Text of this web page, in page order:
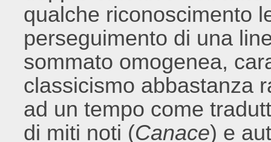
qualche riconoscimento
perseguimento di una
sommato omogenea,
classicismo abbastanza
ad un tempo come
di miti noti (Canace) e